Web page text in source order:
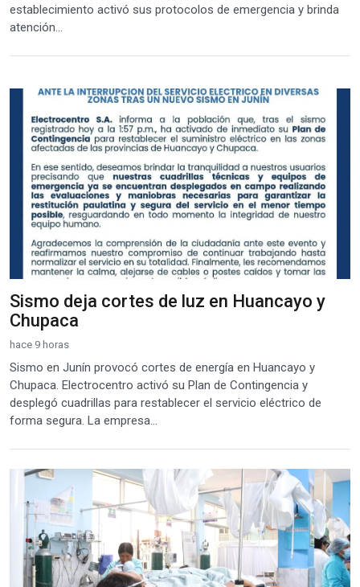
establecimiento activó sus protocolos de emergencia y brinda
atención...
Sismo deja cortes de luz en Huancayo y
Chupaca
hace 9 horas
Sismo en Junín provocó cortes de energía en Huancayo y
Chupaca. Electrocentro activó su Plan de Contingencia y
desplegó cuadrillas para restablecer el servicio eléctrico de
forma segura. La empresa...